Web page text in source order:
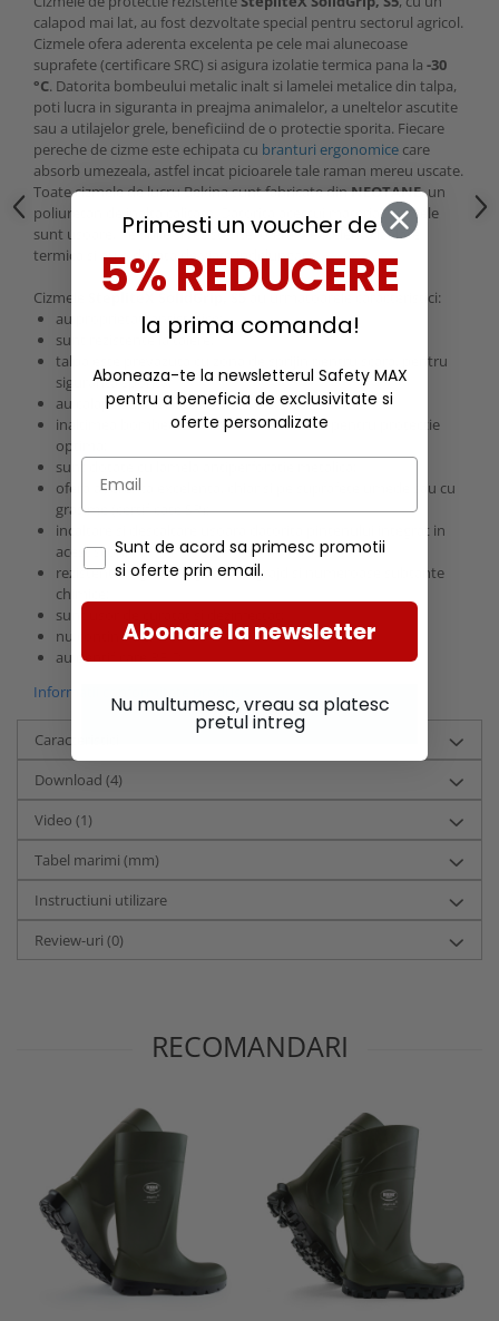
calapod mai lat, au fost dezvoltate special pentru sectorul agricol.
Cizmele ofera aderenta excelenta pe cele mai alunecoase
suprafete (certificare SRC) si asigura izolatie termica pana la -30
°C. Datorita bombeului metalic inalt si lamelei metalice din talpa,
poti lucra in siguranta in preajma animalelor, a uneltelor ascutite
sau a utilajelor grele, beneficiind de o protectie sporita. Fiecare
pereche de cizme este echipata cu branturi ergonomice care
absorb umezeala, astfel incat picioarele tale raman mereu uscate.
Toate cizmele de lucru Bekina sunt fabricate dinNEOTANE, un
poliuretan de inalta calitate. Datorita acestui material, cizmele
sunt usoare, flexibile si rezistente, ofera o excelenta izolare
termica si au o durata de viata indelungata.
Cizmele StepliteX SolidGrip, S5au urmatoarele caracteristici:
au proprietati antistatice;
sunt rezistente la taiere;
talpa este prevazuta cu zona de sprijin pentru scara, pentru
siguranta sporita;
au calapodul mai lat;
inaltimea bombeului metalic este ridicata pentru protectie
optima;
sunt dotate cu lamela antiperforatie metalica;
ofera aderenta excelenta, chiar si pe suprafete umede sau cu
grasime (certificate SR);
incaltare si descaltare usoara datorita pintenului integrat in
acest scop;
rezistente la grasimi, gunoi de grajd si numeroase subtante
chimice;
sunt usor de curatat si dezinfectat;
nu contin PVC;
au dentificare RFID.
Informatii conformitate produs
Caracteristici
Download (4)
Video (1)
Tabel marimi (mm)
Instructiuni utilizare
Review-uri (0)
RECOMANDARI
Primesti un voucher de
5% REDUCERE
la prima comanda!
Aboneaza-te la newsletterul Safety MAX
pentru a beneficia de exclusivitate si
oferte personalizate
Sunt de acord sa primesc promotii
si oferte prin email.
Abonare la newsletter
Nu multumesc, vreau sa platesc
pretul intreg